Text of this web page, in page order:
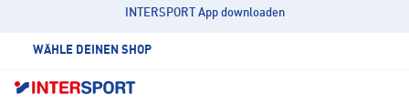
INTERSPORT App downloaden
WÄHLE DEINEN SHOP